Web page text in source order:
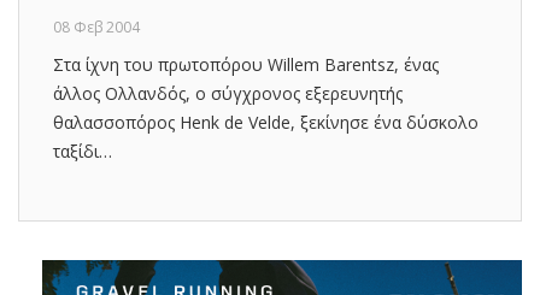
08 Φεβ 2004
Στα ίχνη του πρωτοπόρου Willem Barentsz, ένας
άλλος Ολλανδός, ο σύγχρονος εξερευνητής
θαλασσοπόρος Henk de Velde, ξεκίνησε ένα δύσκολο
ταξίδι…